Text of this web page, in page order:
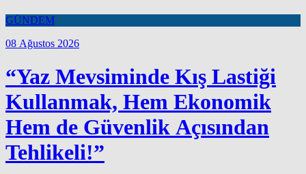
GÜNDEM
08 Ağustos 2026
“Yaz Mevsiminde Kış Lastiği
Kullanmak, Hem Ekonomik
Hem de Güvenlik Açısından
Tehlikeli!”